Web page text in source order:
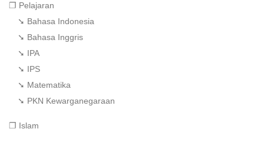
❐ Pelajaran
➘ Bahasa Indonesia
➘ Bahasa Inggris
➘ IPA
➘ IPS
➘ Matematika
➘ PKN Kewarganegaraan
❐ Islam